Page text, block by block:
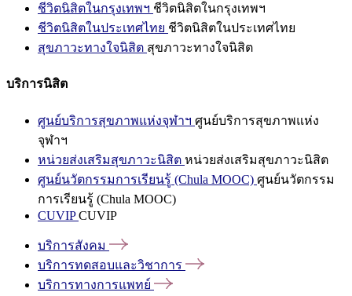
ชีวิตนิสิตในกรุงเทพฯ ชีวิตนิสิตในกรุงเทพฯ
ชีวิตนิสิตในประเทศไทย ชีวิตนิสิตในประเทศไทย
สุขภาวะทางใจนิสิต สุขภาวะทางใจนิสิต
บริการนิสิต
ศูนย์บริการสุขภาพแห่งจุฬาฯ ศูนย์บริการสุขภาพแห่ง
จุฬาฯ
หน่วยส่งเสริมสุขภาวะนิสิต หน่วยส่งเสริมสุขภาวะนิสิต
ศูนย์นวัตกรรมการเรียนรู้ (Chula MOOC) ศูนย์นวัตกรรม
การเรียนรู้ (Chula MOOC)
CUVIPCUVIP
บริการสังคม
บริการทดสอบและวิชาการ
บริการทางการแพทย์